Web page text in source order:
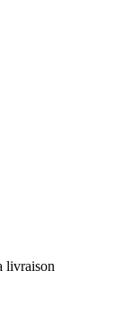
livraison